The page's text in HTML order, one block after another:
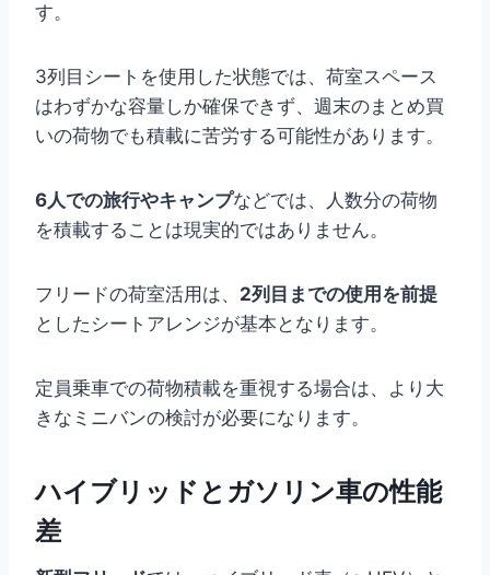
す。
3列目シートを使用した状態では、荷室スペース
はわずかな容量しか確保できず、週末のまとめ買
いの荷物でも積載に苦労する可能性があります。
6人での旅行やキャンプなどでは、人数分の荷物
を積載することは現実的ではありません。
フリードの荷室活用は、 2列目までの使用を前提
としたシートアレンジが基本となります。
定員乗車での荷物積載を重視する場合は、より大
きなミニバンの検討が必要になります。
ハイブリッドとガソリン車の性能
差